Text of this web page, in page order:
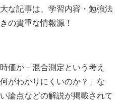
な記事は、学習内容・勉強法
の貴重な情報源！
価か－混合測定という考え
がわかりにくいのか？」な
論点などの解説が掲載されて